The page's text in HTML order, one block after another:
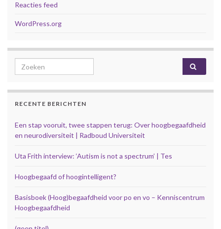
Reacties feed
WordPress.org
Search for:
RECENTE BERICHTEN
Een stap vooruit, twee stappen terug: Over hoogbegaafdheid
en neurodiversiteit | Radboud Universiteit
Uta Frith interview: ‘Autism is not a spectrum’ | Tes
Hoogbegaafd of hoogintelligent?
Basisboek (Hoog)begaafdheid voor po en vo – Kenniscentrum
Hoogbegaafdheid